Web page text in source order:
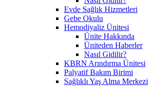
Evde Sağlık Hizmetleri
Gebe Okulu
Hemodiyaliz Ünitesi
Ünite Hakkında
Üniteden Haberler
Nasıl Gidilir?
KBRN Arındırma Ünitesi
Palyatif Bakım Birimi
Sağlıklı Yaş Alma Merkezi